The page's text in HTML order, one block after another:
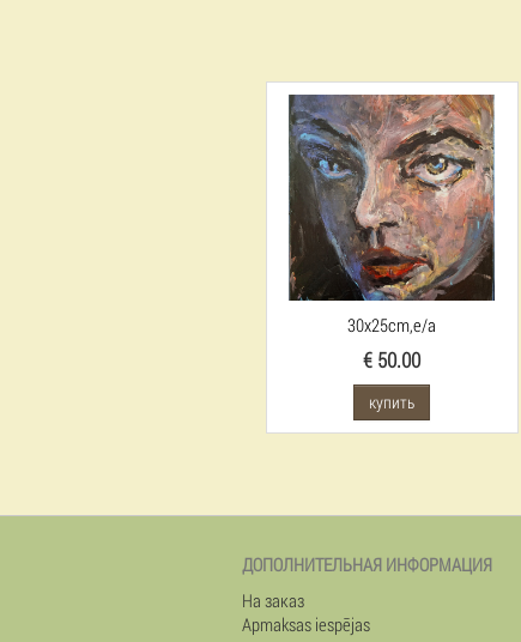
30x25cm,e/a
€ 50.00
купить
ДОПОЛНИТЕЛЬНАЯ ИНФОРМАЦИЯ
На заказ
Apmaksas iespējas